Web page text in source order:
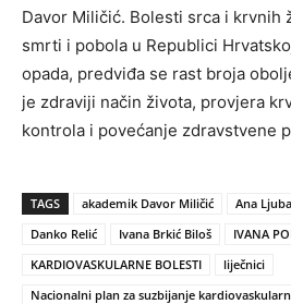
Davor Miličić. Bolesti srca i krvnih
smrti i pobola u Republici
opada, predviđa se rast broja
je zdraviji način života, provjera
kontrola i povećanje zdravstvene
TAGS akademik Davor Miličić Ana
Danko Relić
Ivana Brkić Biloš IVANA
KARDIOVASKULARNE BOLESTI
liječnici
Nacionalni plan za suzbijanje